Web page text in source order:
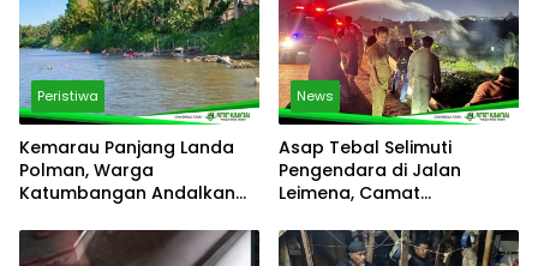
Peristiwa
Kemarau Panjang Landa
Polman, Warga
Katumbangan Andalkan
Konsumsi
News
Asap Tebal Selimuti
Pengendara di Jalan
Leimena, Camat
Respons Aduan Warga